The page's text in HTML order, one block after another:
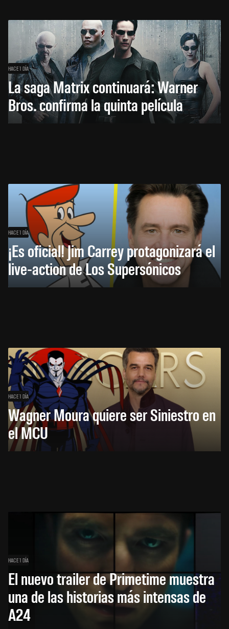
HACE 1 DÍA
La saga Matrix continuará: Warner
Bros. confirma la quinta película
HACE 1 DÍA
¡Es oficial! Jim Carrey protagonizará el
live-action de Los Supersónicos
HACE 1 DÍA
Wagner Moura quiere ser Siniestro en
el MCU
HACE 1 DÍA
El nuevo trailer de Primetime muestra
una de las historias más intensas de
A24